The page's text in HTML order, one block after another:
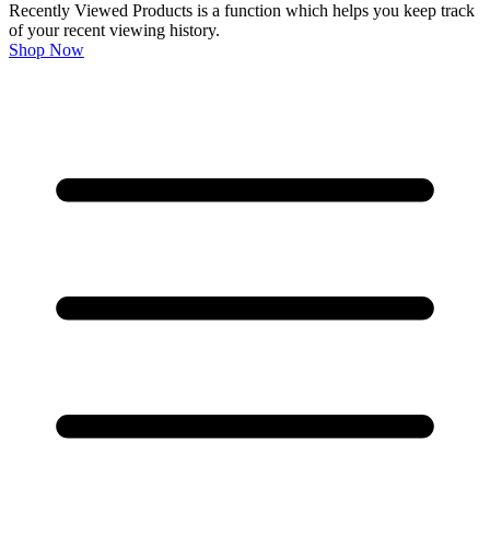
Recently Viewed Products is a function which helps you keep track
of your recent viewing history.
Shop Now